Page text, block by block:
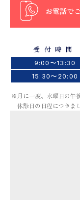
受付時間
9:00〜13:30
15:30〜20:00
※月に一度、水曜日の午
休診日の日程につきま